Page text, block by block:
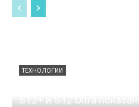
ТЕХНОЛОГИИ
S12+ и S12 Ultra